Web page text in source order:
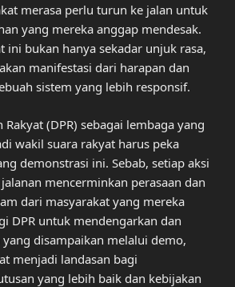
merasa perlu turun ke jalan untuk
yang mereka anggap mendesak.
ini bukan hanya sekadar unjuk rasa,
manifestasi dari harapan dan
sistem yang lebih responsif.
(DPR) sebagai lembaga yang
wakil suara rakyat harus peka
demonstrasi ini. Sebab, setiap aksi
mencerminkan perasaan dan
dari masyarakat yang mereka
DPR untuk mendengarkan dan
disampaikan melalui demo,
menjadi landasan bagi
yang lebih baik dan kebijakan